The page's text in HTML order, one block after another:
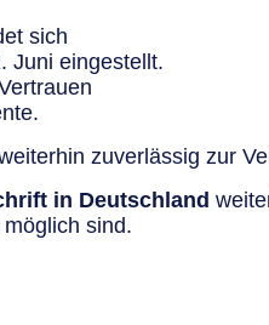
sich
Juni eingestellt.
zuverlässig zur
in Deutschland
sind.